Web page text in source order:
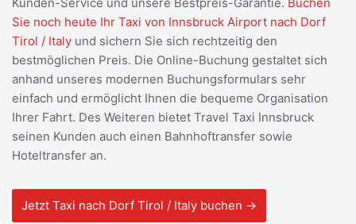
Sie noch heute Ihr Taxi von Innsbruck Airport nach Dorf
Tirol / Italy und sichern Sie sich rechtzeitig den
bestmöglichen Preis. Die Online-Buchung gestaltet sich
anhand unseres modernen Buchungsformulars sehr
einfach und ermöglicht Ihnen die bequeme Organisation
Ihrer Fahrt. Des Weiteren bietet Travel Taxi Innsbruck
seinen Kunden auch einen Bahnhoftransfer sowie
Hoteltransfer an.
Jetzt Taxi nach Dorf Tirol / Italy buchen →